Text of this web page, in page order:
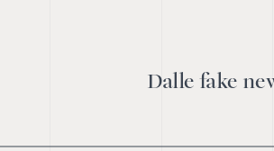
Dalle fake